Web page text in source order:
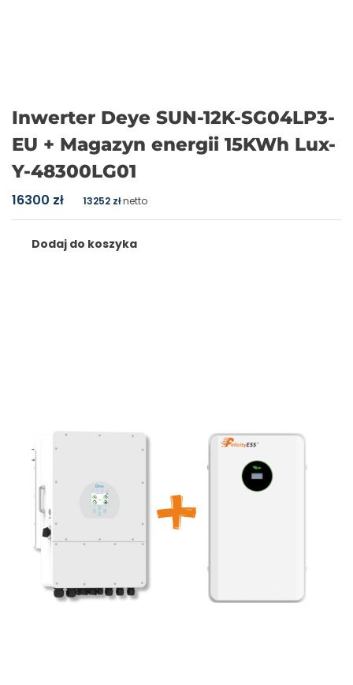
Inwerter Deye SUN-12K-SG04LP3-
EU + Magazyn energii 15KWh Lux-
Y-48300LG01
16300 zł 13252 złnetto
Dodaj do koszyka